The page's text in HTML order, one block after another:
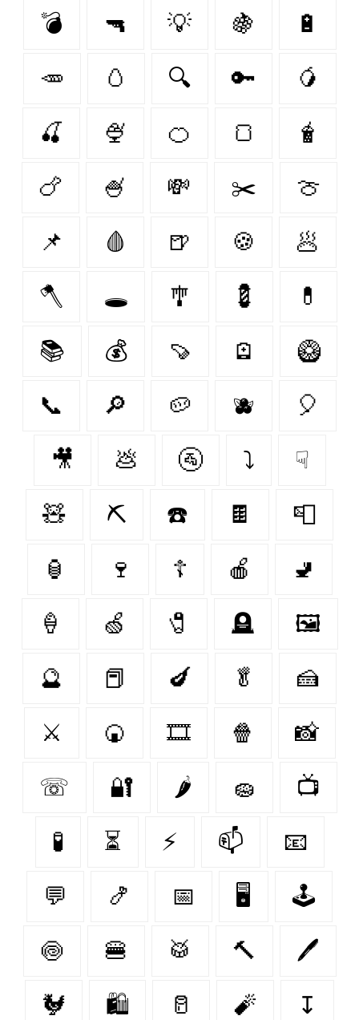
💣 🔫 💡 🍇 🔋
🥕 🥚 🔍 🔑 🥭
🍒 🍨 🍊 🍞 🧋
🍗 🍧 💸 ✂️ 🍈
📌 🩸 🍺 🍪 🥟
🪓 🕳️ 🎐 💈 💊
📚 💰 🍠 🪫 🥝
📞 🔎 🥔 🫐 🎈
🎥 💩 🚰 ⤵ ☟
🧸 ⛏️ ☎️ 🍫 📮
🏮 🍷 ☦ 🍎 🚽
🍦 🍏 🧷 🪦 🖼️
🔮 📕 🍆 🥬 🍰
⚔️ 🍘 🎞️ 🍿 📸
☏ 🔐 🌶 🧽 📺
🧪 ⏳ ⚡ 📫 📧
💬 🍤 📅 🖥️ 🕹️
🍥 🍔 🥁 🔨 🖊️
🐓 🛍️ 🥛 🧨 ↧